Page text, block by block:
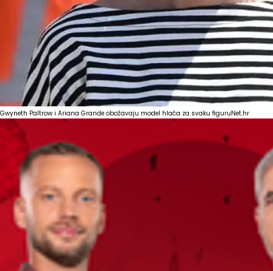
Gwyneth Paltrow i Ariana Grande obožavaju model hlača za svaku figuruNet.hr